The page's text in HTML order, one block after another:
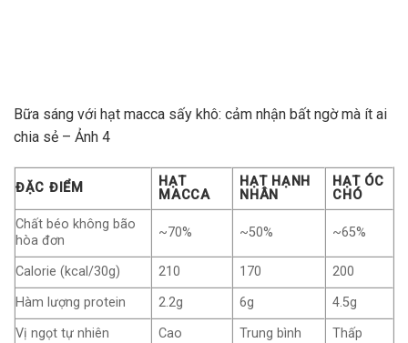
Bữa sáng với hạt macca sấy khô: cảm nhận bất ngờ mà ít ai
chia sẻ – Ảnh 4
ĐẶC ĐIỂM
HẠT
MACCA
HẠT HẠNH
NHÂN
HẠT ÓC
CHÓ
Chất béo không bão
hòa đơn
~70% ~50% ~65%
Calorie (kcal/30g) 210 170
200
Hàm lượng protein
2.2g 6g
4.5g
Vị ngọt tự nhiên
Cao Trung bình
Thấp